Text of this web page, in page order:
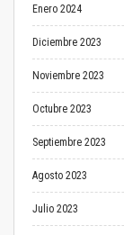
Enero 2024
Diciembre 2023
Noviembre 2023
Octubre 2023
Septiembre 2023
Agosto 2023
Julio 2023